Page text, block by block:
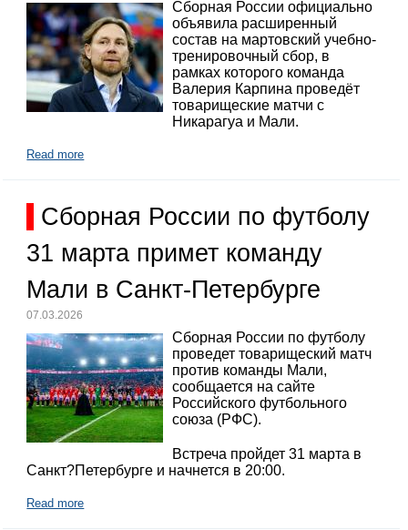
Сборная России официально
объявила расширенный
состав на мартовский учебно-
тренировочный сбор, в
рамках которого команда
Валерия Карпина проведёт
товарищеские матчи с
Никарагуа и Мали.
Read more
Сборная России по футболу
31 марта примет команду
Мали в Санкт-Петербурге
07.03.2026
Сборная России по футболу
проведет товарищеский матч
против команды Мали,
сообщается на сайте
Российского футбольного
союза (РФС).
Встреча пройдет 31 марта в
Санкт?Петербурге и начнется в 20:00.
Read more